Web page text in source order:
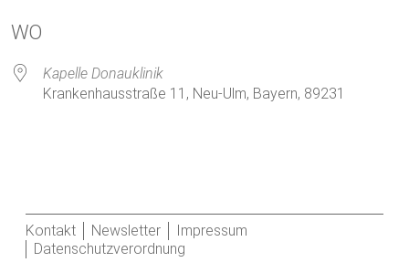
WO
Kapelle Donauklinik
Krankenhausstraße 11, Neu-Ulm, Bayern, 89231
Kontakt Newsletter
Impressum
Datenschutzverordnung